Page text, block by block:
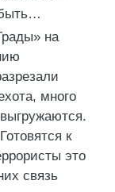
на
много
к
это
связь